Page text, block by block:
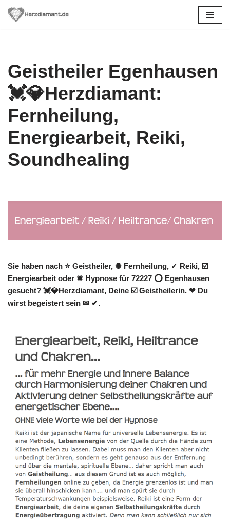
Geistheiler Egenhausen
💓️💎Herzdiamant:
Fernheilung,
Energiearbeit, Reiki,
Soundhealing
Sie haben nach ⭐ Geistheiler, ✺ Fernheilung, ✓ Reiki, ☑️
Energiearbeit oder ✹ Hypnose für 72227 ⭕ Egenhausen
gesucht? 💓️💎Herzdiamant, Deine ☑️ Geistheilerin. ❤ Du
wirst begeistert sein ✉ ✔.